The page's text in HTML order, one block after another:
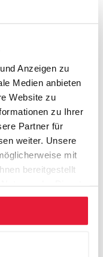
Anzeigen zu
Medien anbieten
Website zu
zu Ihrer
Partner für
weiter. Unsere
mit
bereitgestellt
zu
dass
sie und warum ist
messen
diskutierbar machen
als Option
die